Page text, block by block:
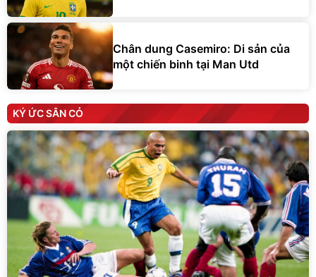
Chân dung Casemiro: Di sản của
một chiến binh tại Man Utd
KÝ ỨC SÂN CỎ